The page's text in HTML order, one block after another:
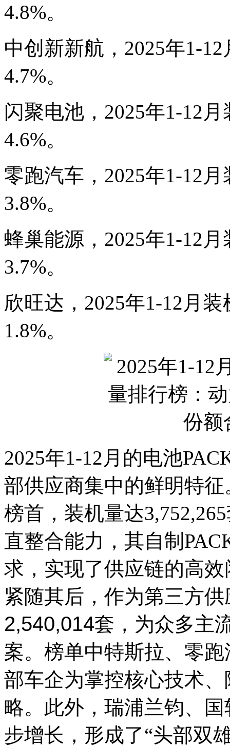
4.8%。
中创新新航，2025年1-
4.7%。
闪聚电池，2025年1-12
4.6%。
零跑汽车，2025年1-12
3.8%。
蜂巢能源，2025年1-12
3.7%。
欣旺达，2025年1-12月
1.8%。
2025年1-12月的电池
部供应商集中的鲜明特
榜首，装机量达
直整合能力，其自制
求，实现了供应链的高
紧随其后，作为第三方
2,540,014套，为众多主
案。榜单中特斯拉、零
部车企为掌控核心技术
略。此外，瑞浦兰钧、
步增长，形成了“头部双